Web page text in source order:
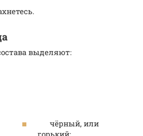
выделяют:
чёрный, или
горький;